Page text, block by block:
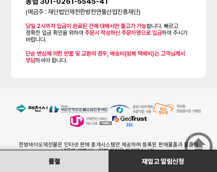
품절 재입고 알림신청
(예금주 : 재단법인제천한방천연물산업진흥재단)
당일 2시까지 입금이 완료된 건에 대해서만 출고가 가능합니다. 빠르고
정확한 입금 확인을 위하여주문시 작성하신 주문자명으로 입금하여 주시기
바랍니다.
단순 변심에 의한 반품 및 교환의 경우, 배송비(왕복 택배비)는 고객님께서
부담하셔야 합니다.
한방바이오제천몰은 인터넷 판매 중개시스템만 제공하며 등록된 판매물품과 물품의
내용에 대해서는 일체 책임을 지지않습니다.
제품하자 및 배송관련 등의 차후 책임은 해당입점(생산 및 배송)업체에 있습니다.